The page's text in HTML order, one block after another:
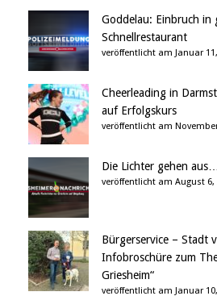
Goddelau: Einbruch in
Schnellrestaurant
veröffentlicht am Januar
Cheerleading in
auf Erfolgskurs
veröffentlicht am
Die Lichter gehen
veröffentlicht am August 6,
Bürgerservice – Stadt
Infobroschüre zum
Griesheim“
veröffentlicht am Januar